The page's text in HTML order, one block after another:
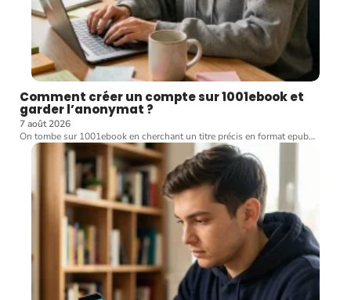
Comment créer un compte sur 1001ebook et
garder l’anonymat ?
7 août 2026
On tombe sur 1001ebook en cherchant un titre précis en format epub…